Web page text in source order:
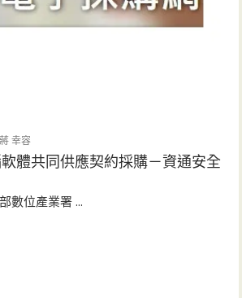
蔣 幸容
體共同供應契約採購－資通安全
數位產業署 ...